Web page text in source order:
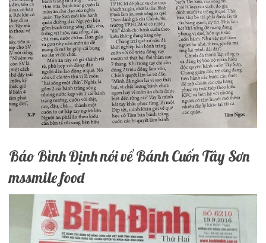
Báo Bình Định nói về Bánh Cuốn Tây Sơn
mssmile food